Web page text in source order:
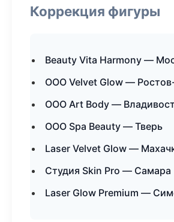
Коррекция фигуры
Beauty Vita Harmony —
ООО Velvet Glow —
ООО Art Body —
ООО Spa Beauty — Тверь
Laser Velvet Glow —
Студия Skin Pro — Самара
Laser Glow Premium —